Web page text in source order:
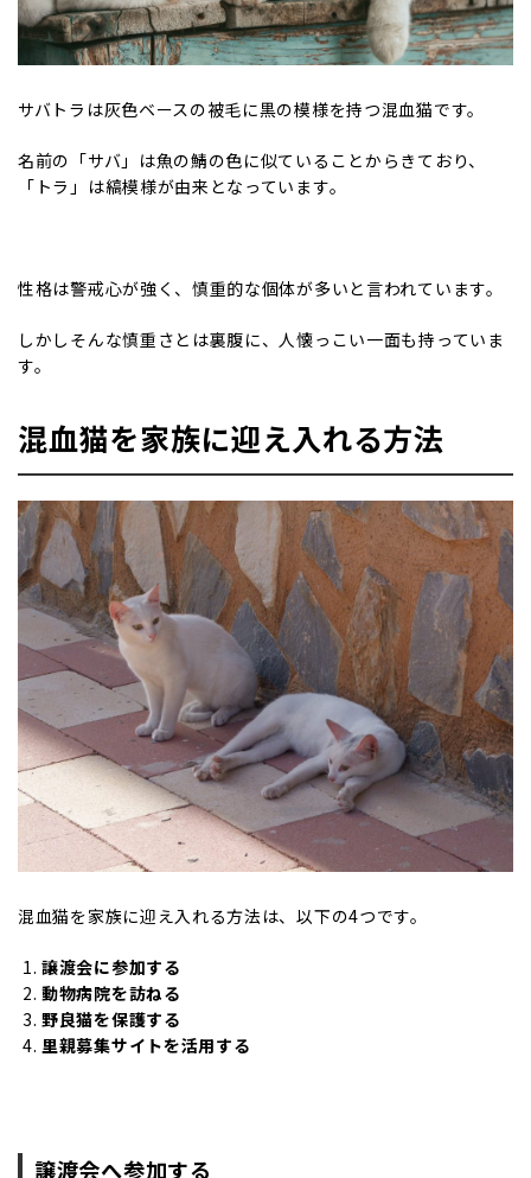
サバトラは灰色ベースの被毛に黒の模様を持つ混血猫です。
名前の「サバ」は魚の鯖の色に似ていることからきており、
「トラ」は縞模様が由来となっています。
性格は警戒心が強く、慎重的な個体が多いと言われています。
しかしそんな慎重さとは裏腹に、人懐っこい一面も持っていま
す。
混血猫を家族に迎え入れる方法
混血猫を家族に迎え入れる方法は、以下の4つです。
譲渡会に参加する
動物病院を訪ねる
野良猫を保護する
里親募集サイトを活用する
譲渡会へ参加する